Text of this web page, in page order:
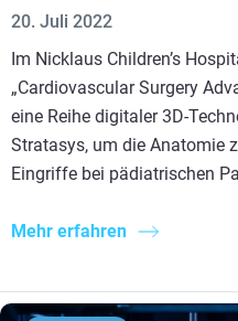
20. Juli 2022
Im Nicklaus Children’s
„Cardiovascular Surgery
eine Reihe digitaler 3D-
Stratasys, um die Anatomie
Eingriffe bei pädiatrischen
Mehr erfahren